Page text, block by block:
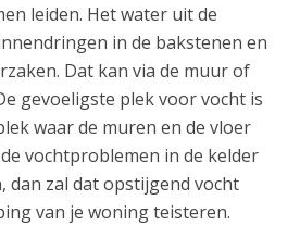
leiden. Het water uit de
in de bakstenen en
Dat kan via de muur of
gevoeligste plek voor vocht is
waar de muren en de vloer
vochtproblemen in de kelder
dan zal dat opstijgend vocht
van je woning teisteren.